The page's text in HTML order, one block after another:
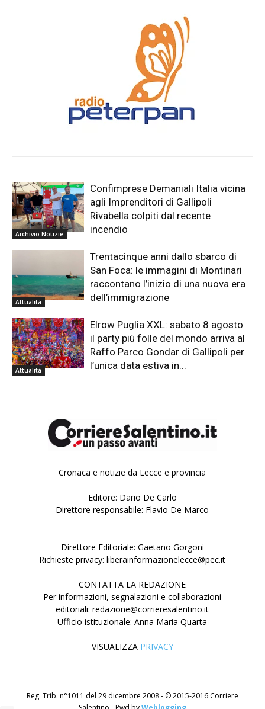
Archivio Notizie
Confimprese Demaniali Italia vicina
agli Imprenditori di Gallipoli
Rivabella colpiti dal recente
incendio
Attualità
Trentacinque anni dallo sbarco di
San Foca: le immagini di Montinari
raccontano l’inizio di una nuova era
dell’immigrazione
Attualità
Elrow Puglia XXL: sabato 8 agosto
il party più folle del mondo arriva al
Raffo Parco Gondar di Gallipoli per
l’unica data estiva in...
Cronaca e notizie da Lecce e provincia
Editore: Dario De Carlo
Direttore responsabile: Flavio De Marco
Direttore Editoriale: Gaetano Gorgoni
Richieste privacy: liberainformazionelecce@pec.it
CONTATTA LA REDAZIONE
Per informazioni, segnalazioni e collaborazioni
editoriali: redazione@corrieresalentino.it
Ufficio istituzionale: Anna Maria Quarta
VISUALIZZA PRIVACY
Reg. Trib. n°1011 del 29 dicembre 2008 - © 2015-2016 Corriere